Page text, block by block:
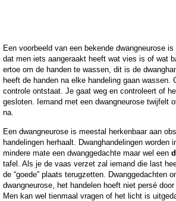
Een voorbeeld van een bekende dwangneurose
dat men iets aangeraakt heeft wat vies is of wat
ertoe om de handen te wassen, dit is de
heeft de handen na elke handeling gaan wassen.
controle ontstaat. Je gaat weg en controleert of
gesloten. Iemand met een dwangneurose twijfelt
na.
Een dwangneurose is meestal herkenbaar aan
handelingen herhaalt. Dwanghandelingen
mindere mate een dwanggedachte maar wel een
tafel. Als je de vaas verzet zal iemand die last
de “goede” plaats terugzetten. Dwanggedachten
dwangneurose, het handelen hoeft niet persé
Men kan wel tienmaal vragen of het licht is